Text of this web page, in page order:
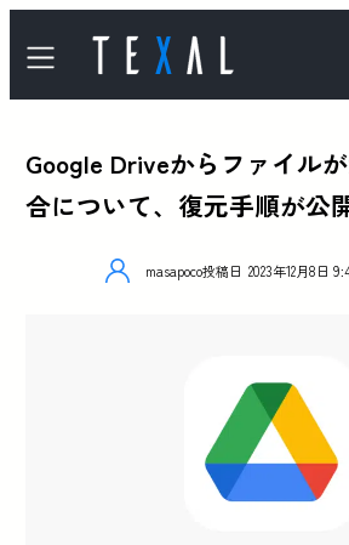
Google Driveからファイル
合について、復元手順が公
masapoco投稿日 2023年12月8日